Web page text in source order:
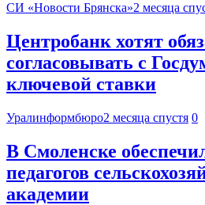
СИ «Новости Брянска»2 месяца
Центробанк хотят
согласовывать с
ключевой ставки
Уралинформбюро2 месяца спустя 0
В Смоленске
педагогов
академии